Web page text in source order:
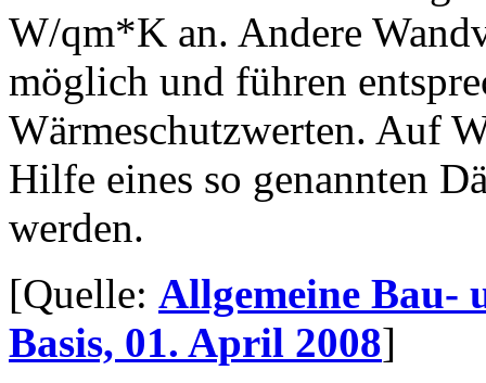
W/qm*K an. Andere
möglich und führen
Wärmeschutzwerten. Auf
Hilfe eines so genannten
werden.
[Quelle: Allgemeine Bau-
Basis, 01. April 2008]